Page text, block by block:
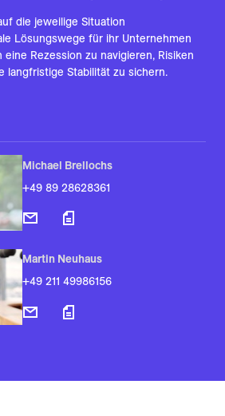
die jeweilige Situation
Lösungswege für ihr Unternehmen
Rezession zu navigieren, Risiken
langfristige Stabilität zu sichern.
Michael Brellochs
+49 89 28628361
Martin Neuhaus
+49 211 49986156